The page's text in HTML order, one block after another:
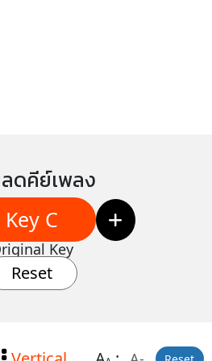
ดคีย์เพลง
Key C
Key
Reset